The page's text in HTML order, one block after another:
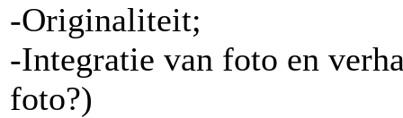
-Originaliteit;
-Integratie van foto en
foto?)